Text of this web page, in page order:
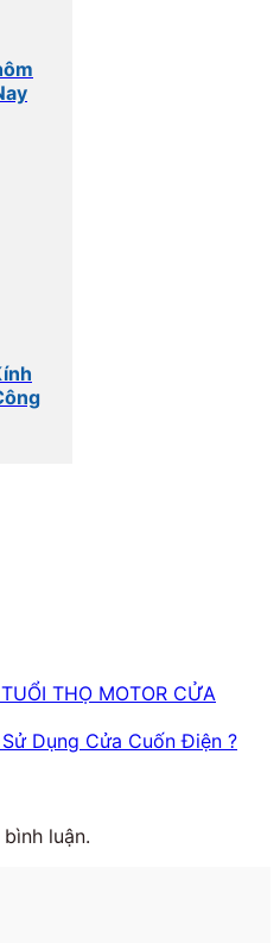
THỌ MOTOR CỬA
Dụng Cửa Cuốn Điện ?
luận.